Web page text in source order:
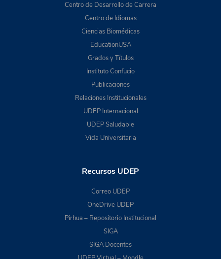
Centro de Desarrollo de Carrera
Centro de Idiomas
Ciencias Biomédicas
EducationUSA
Grados y Títulos
Instituto Confucio
Publicaciones
Relaciones Institucionales
UDEP Internacional
UDEP Saludable
Vida Universitaria
Recursos UDEP
Correo UDEP
OneDrive UDEP
Pirhua – Repositorio Institucional
SIGA
SIGA Docentes